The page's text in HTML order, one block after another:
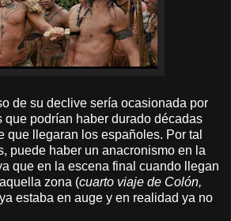
de su declive sería ocasionada por
que podrían haber durado décadas
que llegaran los españoles. Por tal
puede haber un anacronismo en la
que en la escena final cuando llegan
zona (cuarto viaje de Colón,
estaba en auge y en realidad ya no